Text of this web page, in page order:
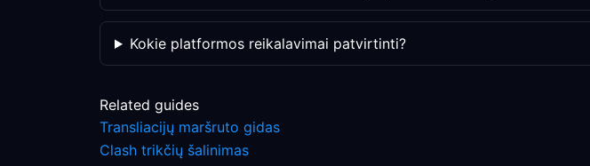
Kokie platformos reikalavimai patvirtinti?
Related guides
Transliacijų maršruto gidas
Clash trikčių šalinimas